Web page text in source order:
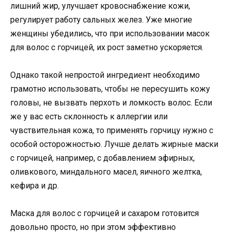
лишний жир, улучшает кровоснабжение кожи,
регулирует работу сальных желез. Уже многие
женщины убедились, что при использовании масок
для волос с горчицей, их рост заметно ускоряется.
Однако такой непростой ингредиент необходимо
грамотно использовать, чтобы не пересушить кожу
головы, не вызвать перхоть и ломкость волос. Если
же у вас есть склонность к аллергии или
чувствительная кожа, то применять горчицу нужно с
особой осторожностью. Лучше делать жирные маски
с горчицей, например, с добавлением эфирных,
оливкового, миндального масел, яичного желтка,
кефира и др.
Маска для волос с горчицей и сахаром готовится
довольно просто, но при этом эффективно